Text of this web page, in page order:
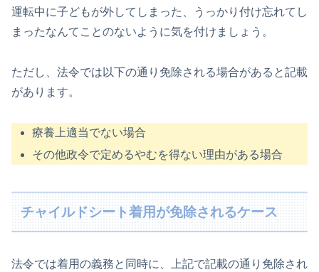
運転中に子どもが外してしまった、うっかり付け忘れてし
まったなんてことのないように気を付けましょう。
ただし、法令では以下の通り免除される場合があると記載
があります。
療養上適当でない場合
その他政令で定めるやむを得ない理由がある場合
チャイルドシート着用が免除されるケース
法令では着用の義務と同時に、上記で記載の通り免除され